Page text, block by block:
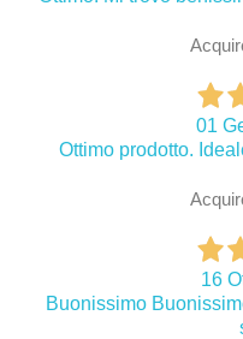
01
Ottimo prodotto.
16
Buonissimo